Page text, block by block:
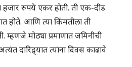
हजार रुपये एकर होती. ती एक-दीड
होते. आणि त्या किंमतीला ती
म्हणजे मोठ्या प्रमाणात जमिनीची
दारिद्र्यात त्यांना दिवस काढावे